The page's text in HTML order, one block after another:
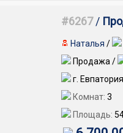
#6267/
Наталья /
Продажа /
г.
Комнат: 3
Площадь: